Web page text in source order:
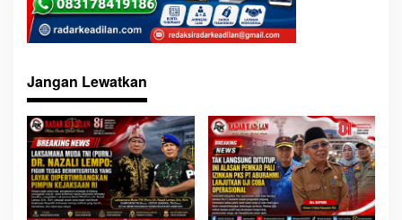
Jangan Lewatkan